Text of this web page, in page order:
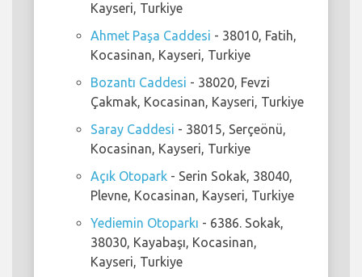
Kayseri, Turkiye
Ahmet Paşa Caddesi - 38010, Fatih,
Kocasinan, Kayseri, Turkiye
Bozantı Caddesi - 38020, Fevzi
Çakmak, Kocasinan, Kayseri, Turkiye
Saray Caddesi - 38015, Serçeönü,
Kocasinan, Kayseri, Turkiye
Açık Otopark - Serin Sokak, 38040,
Plevne, Kocasinan, Kayseri, Turkiye
Yediemin Otoparkı - 6386. Sokak,
38030, Kayabaşı, Kocasinan,
Kayseri, Turkiye